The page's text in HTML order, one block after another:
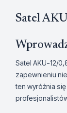
Satel
Satel AKU-12/
zapewnieniu
ten wyróżnia